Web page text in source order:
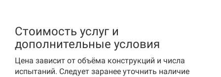
Стоимость услуг и
дополнительные условия
Цена зависит от объёма конструкций и числа
испытаний. Следует заранее уточнить наличие